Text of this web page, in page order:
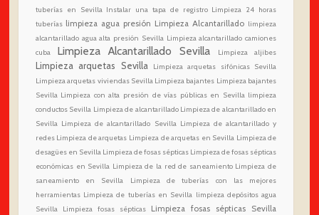
tuberías en Sevilla Instalar una tapa de registro Limpieza 24 horas
tuberías limpieza agua presión Limpieza Alcantarillado limpieza
alcantarillado agua alta presión Sevilla Limpieza alcantarillado camiones
cuba
Limpieza Alcantarillado Sevilla Limpieza aljibes
Limpieza arquetas Sevilla
Limpieza arquetas sifónicas Sevilla
Limpieza arquetas viviendas Sevilla Limpieza bajantes Limpieza bajantes
Sevilla Limpieza con alta presión de vías públicas en Sevilla limpieza
conductos Sevilla Limpieza de alcantarillado Limpieza de alcantarillado en
Sevilla Limpieza de alcantarillado Sevilla Limpieza de alcantarillado y
redes Limpieza de arquetas Limpieza de arquetas en Sevilla Limpieza de
desagües en Sevilla Limpieza de fosas sépticas Limpieza de fosas sépticas
económicas en Sevilla Limpieza de la red de saneamiento Limpieza de
saneamiento en Sevilla
Limpieza de tuberías con las mejores
herramientas Limpieza de tuberías en Sevilla limpieza depósitos agua
Sevilla
Limpieza fosas sépticas Limpieza fosas sépticas Sevilla